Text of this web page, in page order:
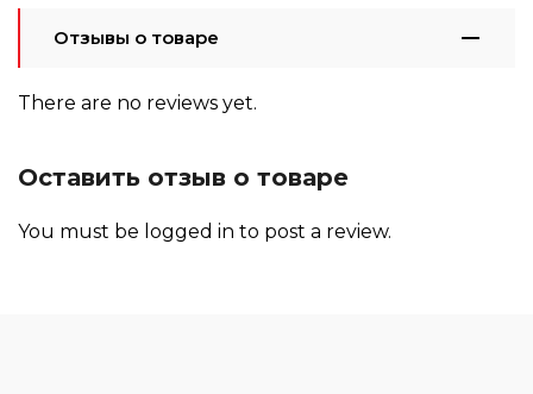
Отзывы о товаре
There are no reviews yet.
Оставить отзыв о товаре
You must be logged in to post a review.